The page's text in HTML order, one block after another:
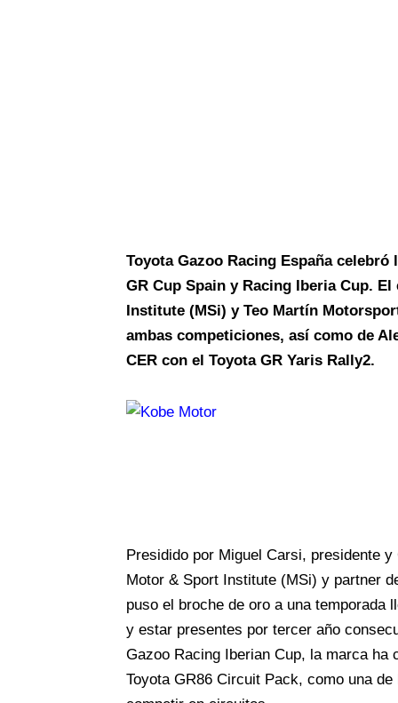
Toyota Gazoo Racing España
GR Cup Spain y Racing Iberia Cup.
Institute (MSi) y Teo Martín
ambas competiciones, así como de
CER con el Toyota GR Yaris Rally2.
Presidido por Miguel Carsi, presidente
Motor & Sport Institute (MSi) y partner
puso el broche de oro a una temporada
y estar presentes por tercer año
Gazoo Racing Iberian Cup, la marca ha
Toyota GR86 Circuit Pack, como una